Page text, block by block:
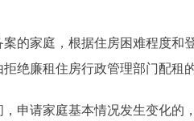
家庭，根据住房困难程度和登
绝廉租住房行政管理部门配租
请家庭基本情况发生变化的，